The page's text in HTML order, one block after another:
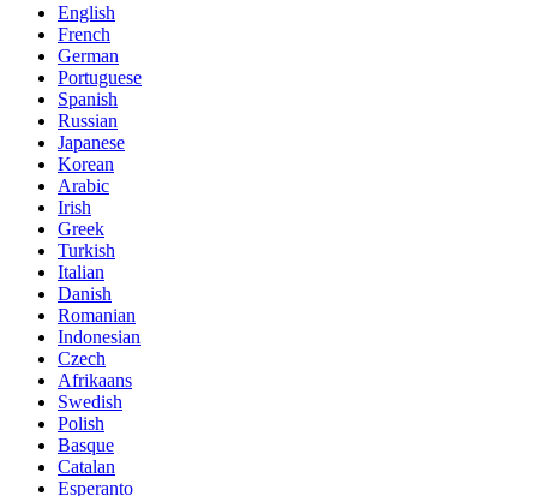
English
French
German
Portuguese
Spanish
Russian
Japanese
Korean
Arabic
Irish
Greek
Turkish
Italian
Danish
Romanian
Indonesian
Czech
Afrikaans
Swedish
Polish
Basque
Catalan
Esperanto